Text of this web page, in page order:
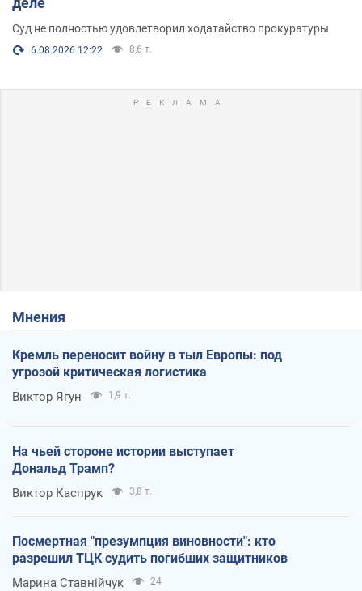
Суд не полностью удовлетворил ходатайство прокуратуры
6.08.2026 12:22 8,6 т.
Мнения
Кремль переносит войну в тыл Европы: под
угрозой критическая логистика
Виктор Ягун 1,9 т.
На чьей стороне истории выступает
Дональд Трамп?
Виктор Каспрук 3,8 т.
Посмертная "презумпция виновности": кто
разрешил ТЦК судить погибших защитников
Марина Ставнійчук 24